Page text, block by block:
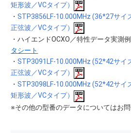
矩形波／VCタイプ）
・STP3856LF-10.000MHz (36*27サイ
正弦波／VCタイプ）
・ハイエンドOCXO／特性データ実
タシート
・STP3091LF-10.000MHz (52*42サイ
正弦波／VCタイプ）
・STP3098LF-10.000MHz (52*42サイ
矩形波／VCタイプ）
※その他の型番のデータについてはお問